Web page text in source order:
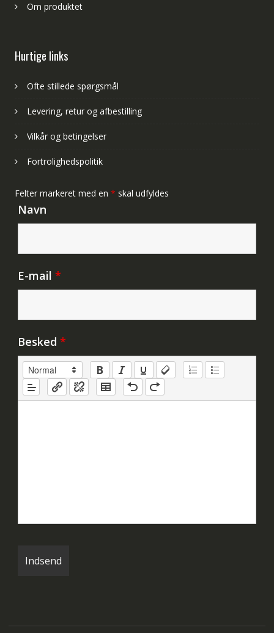
Om produktet
Hurtige links
Ofte stillede spørgsmål
Levering, retur og afbestilling
Vilkår og betingelser
Fortrolighedspolitik
Felter markeret med en * skal udfyldes
Navn
E-mail *
Besked *